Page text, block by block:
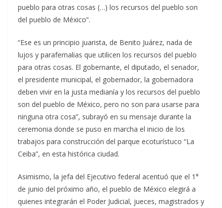
pueblo para otras cosas (…) los recursos del pueblo son
del pueblo de México”.
“Ese es un principio juarista, de Benito Juárez, nada de
lujos y parafernalias que utilicen los recursos del pueblo
para otras cosas. El gobernante, el diputado, el senador,
el presidente municipal, el gobernador, la gobernadora
deben vivir en la justa medianía y los recursos del pueblo
son del pueblo de México, pero no son para usarse para
ninguna otra cosa”, subrayó en su mensaje durante la
ceremonia donde se puso en marcha el inicio de los
trabajos para construcción del parque ecoturístuco “La
Ceiba”, en esta histórica ciudad.
Asimismo, la jefa del Ejecutivo federal acentuó que el 1°
de junio del próximo año, el pueblo de México elegirá a
quienes integrarán el Poder Judicial, jueces, magistrados y